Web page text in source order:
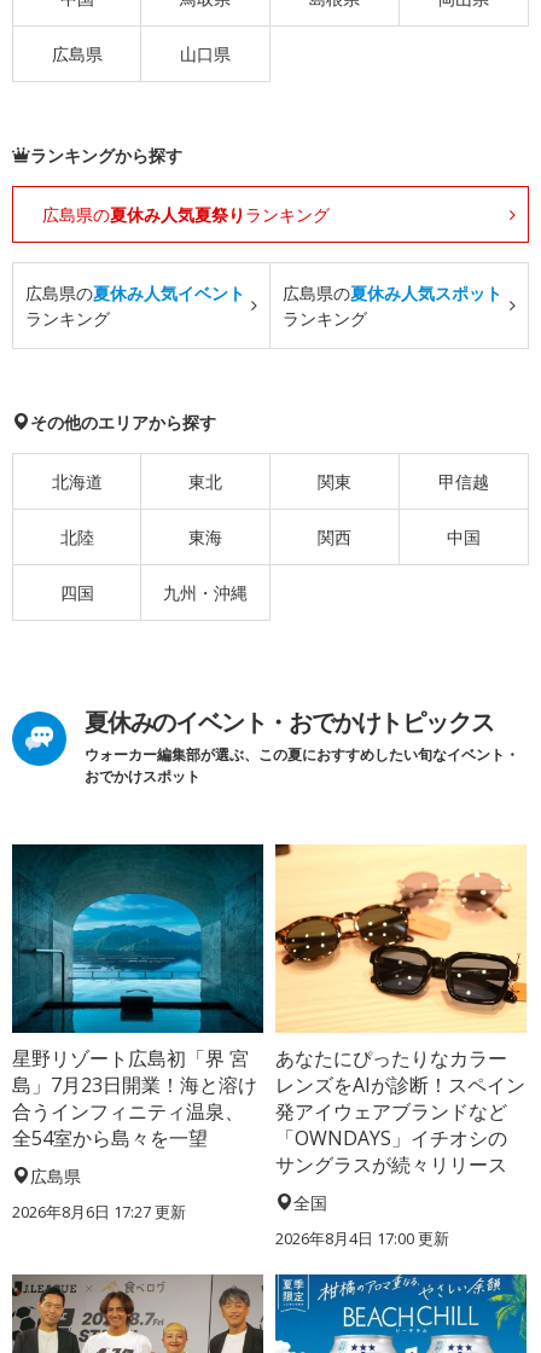
広島県 山口県
ランキングから探す
広島県の夏休み人気夏祭り ランキング
広島県の夏休み人気イベント
ランキング
広島県の夏休み人気スポット
ランキング
その他のエリアから探す
北海道 東北 関東 甲信越
北陸 東海 関西 中国
四国 九州・沖縄
夏休みのイベント・おでかけトピックス
ウォーカー編集部が選ぶ、この夏におすすめしたい旬なイベント・
おでかけスポット
星野リゾート広島初「界 宮
島」7月23日開業！海と溶け
合うインフィニティ温泉、
全54室から島々を一望
広島県
2026年8月6日 17:27更新
あなたにぴったりなカラー
レンズをAIが診断！スペイン
発アイウェアブランドなど
「OWNDAYS」イチオシの
サングラスが続々リリース
全国
2026年8月4日 17:00更新